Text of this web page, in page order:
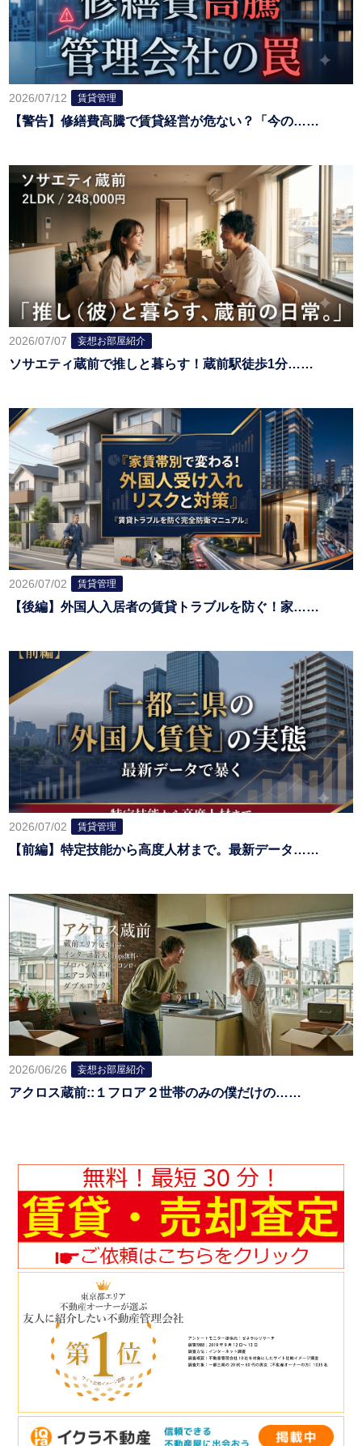
2026/07/12 賃貸管理
【警告】修繕費高騰で賃貸経営が危ない？「今の……
2026/07/07 妄想お部屋紹介
ソサエティ蔵前で推しと暮らす！蔵前駅徒歩1分……
2026/07/02 賃貸管理
【後編】外国人入居者の賃貸トラブルを防ぐ！家……
2026/07/02 賃貸管理
【前編】特定技能から高度人材まで。最新データ……
2026/06/26 妄想お部屋紹介
アクロス蔵前::１フロア２世帯のみの僕だけの……